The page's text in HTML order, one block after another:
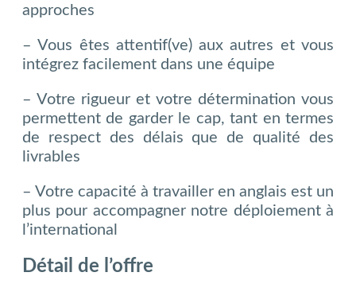
approches
– Vous êtes attentif(ve) aux autres et vous
intégrez facilement dans une équipe
– Votre rigueur et votre détermination vous
permettent de garder le cap, tant en termes
de respect des délais que de qualité des
livrables
– Votre capacité à travailler en anglais est un
plus pour accompagner notre déploiement à
l’international
Détail de l’offre